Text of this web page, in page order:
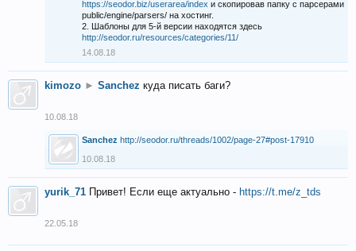
https://seodor.biz/userarea/index и скопировав папку с парсерами
public/engine/parsers/ на хостинг.
2. Шаблоны для 5-й версии находятся здесь
http://seodor.ru/resources/categories/11/
14.08.18
kimozo ► Sanchez куда писать баги?
10.08.18
Sanchez http://seodor.ru/threads/1002/page-27#post-17910
10.08.18
yurik_71 Привет! Если еще актуально - https://t.me/z_tds
22.05.18